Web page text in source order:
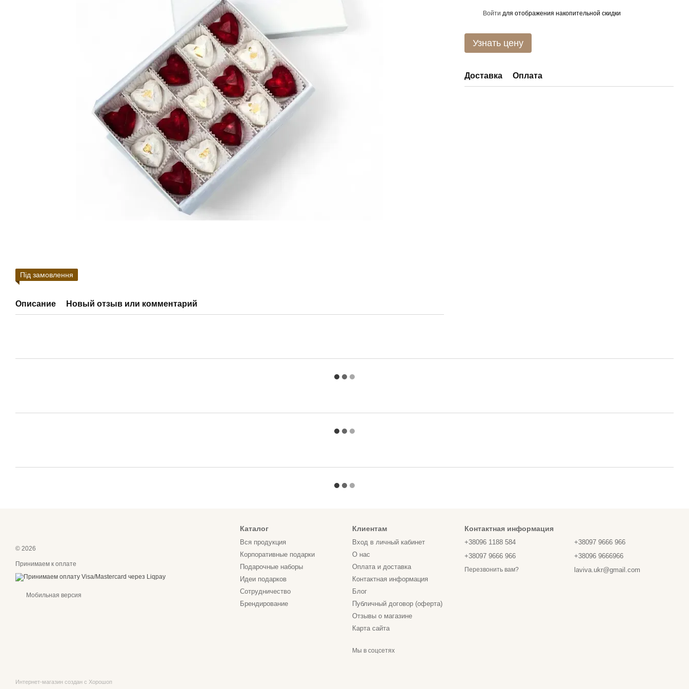
Під замовлення
Описание Новый отзыв или комментарий
Войти для отображения накопительной скидки
Узнать цену
Доставка Оплата
© 2026
Принимаем к оплате
Мобильная версия
Интернет-магазин создан с Хорошоп
Каталог
Вся продукция
Корпоративные подарки
Подарочные наборы
Идеи подарков
Сотрудничество
Брендирование
Клиентам
Вход в личный кабинет
О нас
Оплата и доставка
Контактная информация
Блог
Публичный договор (оферта)
Отзывы о магазине
Карта сайта
Мы в соцсетях
Контактная информация
+38096 1188 584
+38097 9666 966
Перезвонить вам?
+38097 9666 966
+38096 9666966
laviva.ukr@gmail.com